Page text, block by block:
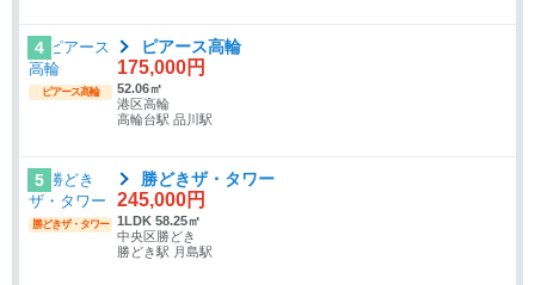
4
ピアース高輪
ピアース高輪
175,000円
52.06㎡
港区高輪
高輪台駅 品川駅
5
勝どきザ・タワー
勝どきザ・タワー
245,000円
1LDK 58.25㎡
中央区勝どき
勝どき駅 月島駅